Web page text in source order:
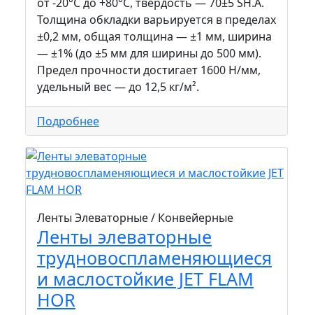
Толщина обкладки варьируется в пределах
±0,2 мм, общая толщина — ±1 мм, ширина
— ±1% (до ±5 мм для ширины до 500 мм).
Предел прочности достигает 1600 Н/мм,
удельный вес — до 12,5 кг/м².
Подробнее
Ленты Элеваторные / Конвейерные
Ленты элеваторные
трудновоспламеняющиеся
и маслостойкие JET FLAM
HOR